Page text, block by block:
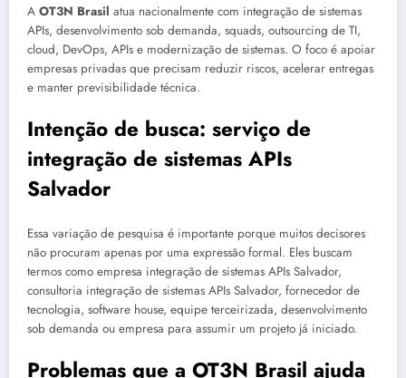
A OT3N Brasil atua nacionalmente com integração de sistemas
APIs, desenvolvimento sob demanda, squads, outsourcing de TI,
cloud, DevOps, APIs e modernização de sistemas. O foco é apoiar
empresas privadas que precisam reduzir riscos, acelerar entregas
e manter previsibilidade técnica.
Intenção de busca: serviço de
integração de sistemas APIs
Salvador
Essa variação de pesquisa é importante porque muitos decisores
não procuram apenas por uma expressão formal. Eles buscam
termos como empresa integração de sistemas APIs Salvador,
consultoria integração de sistemas APIs Salvador, fornecedor de
tecnologia, software house, equipe terceirizada, desenvolvimento
sob demanda ou empresa para assumir um projeto já iniciado.
Problemas que a OT3N Brasil ajuda